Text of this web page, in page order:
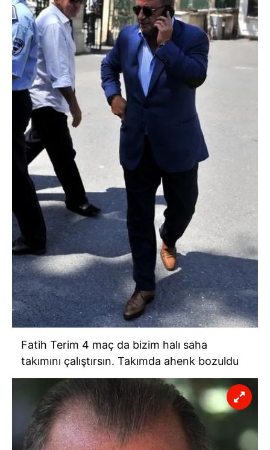
Fatih Terim 4 maç da bizim halı saha
takımını çalıştırsın. Takımda ahenk bozuldu